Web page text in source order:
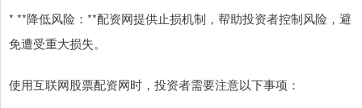
* **降低风险：**配资网提供止损机制，帮助投资者控制风险，避
免遭受重大损失。
使用互联网股票配资网时，投资者需要注意以下事项：